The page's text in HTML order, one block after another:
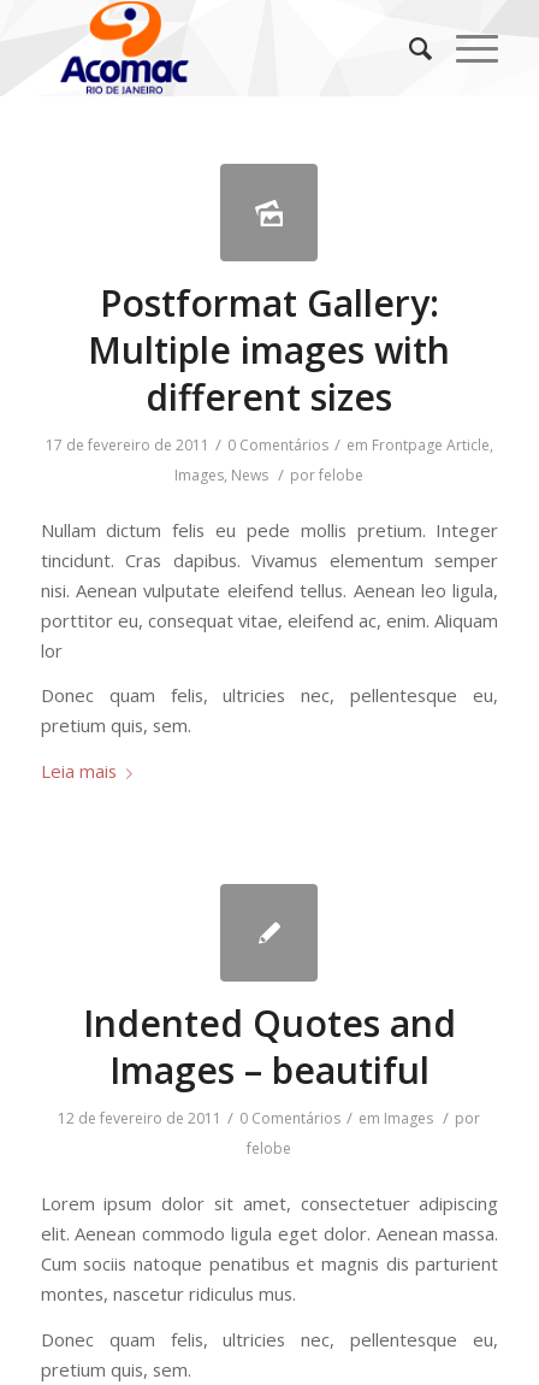
Postformat Gallery:
Multiple images with
different sizes
17 de fevereiro de 2011 / 0 Comentários / em Frontpage Article,
Images, News / porfelobe
Nullam dictum felis eu pede mollis pretium. Integer
tincidunt. Cras dapibus. Vivamus elementum semper
nisi. Aenean vulputate eleifend tellus. Aenean leo ligula,
porttitor eu, consequat vitae, eleifend ac, enim. Aliquam
lor
Donec quam felis, ultricies nec, pellentesque eu,
pretium quis, sem.
Leia mais
Indented Quotes and
Images – beautiful
12 de fevereiro de 2011 / 0 Comentários / em Images / por
felobe
Lorem ipsum dolor sit amet, consectetuer adipiscing
elit. Aenean commodo ligula eget dolor. Aenean massa.
Cum sociis natoque penatibus et magnis dis parturient
montes, nascetur ridiculus mus.
Donec quam felis, ultricies nec, pellentesque eu,
pretium quis, sem.